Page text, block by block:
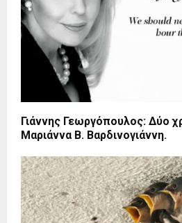
Γιάννης Γεωργόπουλος: Δύο
Μαριάννα Β. Βαρδινογιάννη.